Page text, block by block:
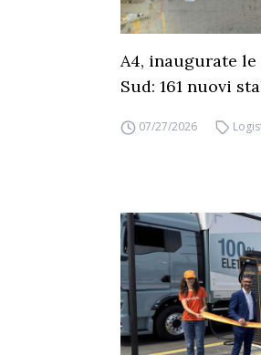
A4, inaugurate
Sud: 161 nuovi
07/27/2026